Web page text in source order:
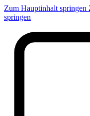
Zum Hauptinhalt springen
springen